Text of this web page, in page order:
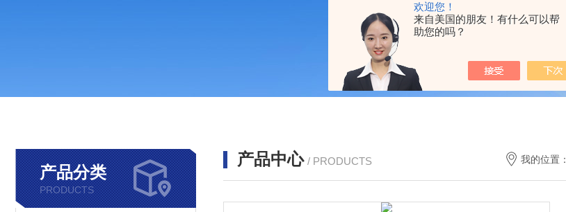
欢迎您！
来自美国的朋友！有什么可以帮
助您的吗？
产品分类
PRODUCTS
产品中心 / PRODUCTS 我的位置：